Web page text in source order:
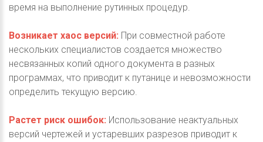
время на выполнение рутинных процедур.
Возникает хаос версий: При совместной работе
нескольких специалистов создается множество
несвязанных копий одного документа в разных
программах, что приводит к путанице и невозможности
определить текущую версию.
Растет риск ошибок: Использование неактуальных
версий чертежей и устаревших разрезов приводит к